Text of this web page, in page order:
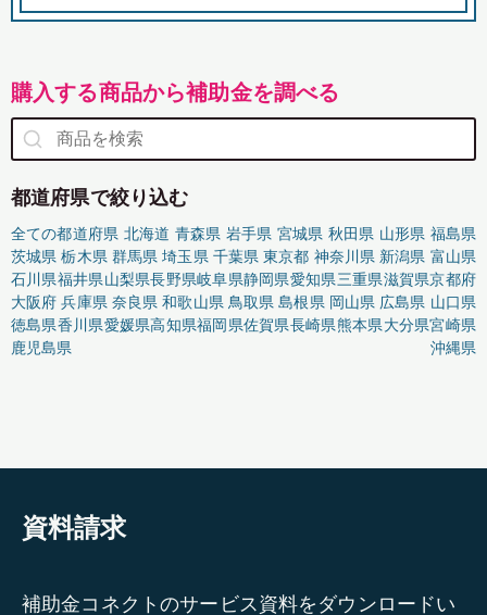
購入する商品から補助金を調べる
都道府県で絞り込む
全ての都道府県 北海道 青森県 岩手県 宮城県 秋田県 山形県 福島県
茨城県 栃木県 群馬県 埼玉県 千葉県 東京都 神奈川県 新潟県 富山県
石川県福井県山梨県長野県岐阜県静岡県愛知県三重県滋賀県京都府
大阪府 兵庫県 奈良県 和歌山県 鳥取県 島根県 岡山県 広島県 山口県
徳島県香川県愛媛県高知県福岡県佐賀県長崎県熊本県大分県宮崎県
鹿児島県
沖縄県
資料請求
補助金コネクトのサービス資料をダウンロードい